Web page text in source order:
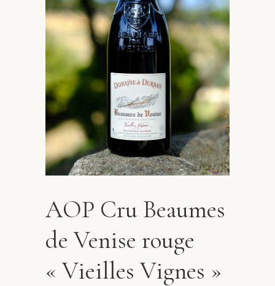
AOP Cru Beaumes
de Venise rouge
« Vieilles Vignes »